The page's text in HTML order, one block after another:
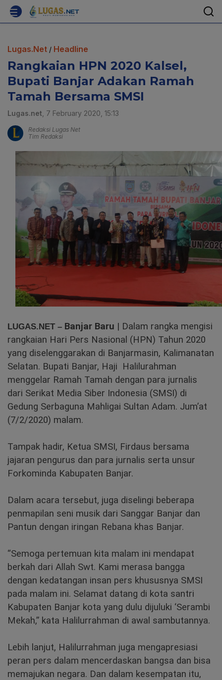
Lugas.Net / Headline
Rangkaian HPN 2020 Kalsel,
Bupati Banjar Adakan Ramah
Tamah Bersama SMSI
Lugas.net , 7 February 2020, 15:13
Redaksi Lugas Net
Tim Redaksi
LUGAS.NET – Banjar Baru | Dalam rangka mengisi
rangkaian Hari Pers Nasional (HPN) Tahun 2020
yang diselenggarakan di Banjarmasin, Kalimanatan
Selatan. Bupati Banjar, Haji Halilurahman
menggelar Ramah Tamah dengan para jurnalis
dari Serikat Media Siber Indonesia (SMSI) di
Gedung Serbaguna Mahligai Sultan Adam. Jum’at
(7/2/2020) malam.
Tampak hadir, Ketua SMSI, Firdaus bersama
jajaran pengurus dan para jurnalis serta unsur
Forkominda Kabupaten Banjar.
Dalam acara tersebut, juga diselingi beberapa
penmapilan seni musik dari Sanggar Banjar dan
Pantun dengan iringan Rebana khas Banjar.
“Semoga pertemuan kita malam ini mendapat
berkah dari Allah Swt. Kami merasa bangga
dengan kedatangan insan pers khususnya SMSI
pada malam ini. Selamat datang di kota santri
Kabupaten Banjar kota yang dulu dijuluki ‘Serambi
Mekah,” kata Halilurrahman di awal sambutannya.
Lebih lanjut, Halilurrahman juga mengapresiasi
peran pers dalam mencerdaskan bangsa dan bisa
memajukan negara. Dan dalam kesempatan itu,